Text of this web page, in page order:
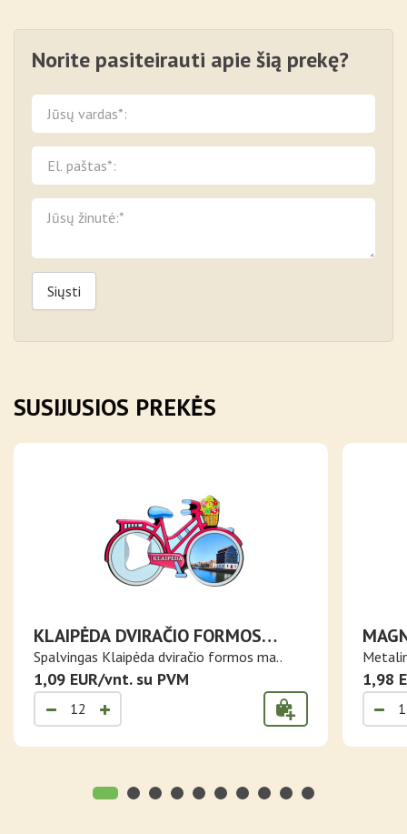
Norite pasiteirauti apie šią prekę?
Siųsti
SUSIJUSIOS PREKĖS
KLAIPĖDA DVIRAČIO FORMOS
MAGNETAS ATIDARYTUVAS
Spalvingas Klaipėda dviračio formos ma..
1,09 EUR/vnt. su PVM 1,98